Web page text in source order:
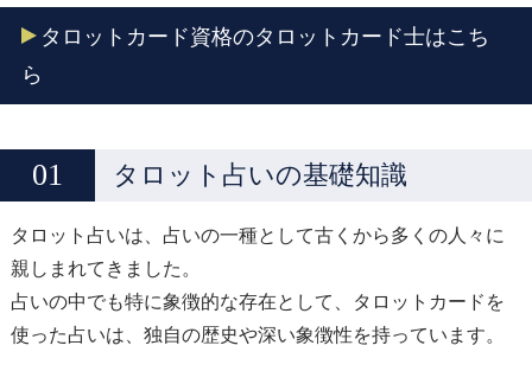
タロットカード資格のタロットカード士はこち
ら
タロット占いの基礎知識
タロット占いは、占いの一種として古くから多くの人々に
親しまれてきました。
占いの中でも特に象徴的な存在として、タロットカードを
使った占いは、独自の歴史や深い象徴性を持っています。